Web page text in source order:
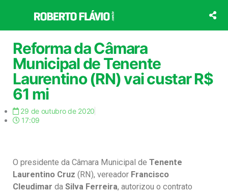
o
conteúdo
Reforma da Câmara
Municipal de Tenente
Laurentino (RN) vai custar R$
61 mi
29 de outubro de 2020
17:09
O presidente da Câmara Municipal de Tenente
Laurentino Cruz (RN), vereador Francisco
Cleudimar da Silva Ferreira, autorizou o contrato